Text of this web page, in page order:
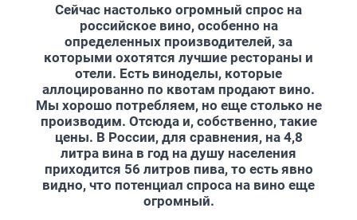
Сейчас настолько огромный спрос на
российское вино, особенно на
определенных производителей, за
которыми охотятся лучшие рестораны и
отели. Есть виноделы, которые
аллоцированно по квотам продают вино.
Мы хорошо потребляем, но еще столько не
производим. Отсюда и, собственно, такие
цены. В России, для сравнения, на 4,8
литра вина в год на душу населения
приходится 56 литров пива, то есть явно
видно, что потенциал спроса на вино еще
огромный.